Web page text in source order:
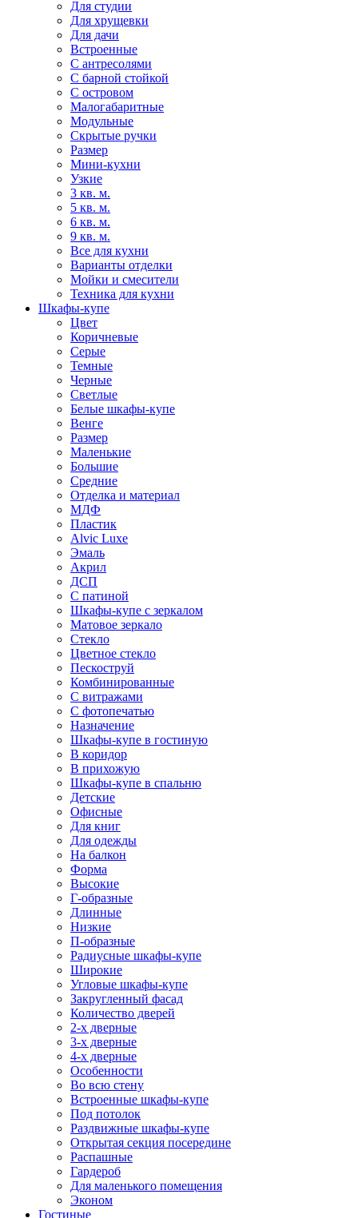
Для студии
Для хрущевки
Для дачи
Встроенные
С антресолями
С барной стойкой
С островом
Малогабаритные
Модульные
Скрытые ручки
Размер
Мини-кухни
Узкие
3 кв. м.
5 кв. м.
6 кв. м.
9 кв. м.
Все для кухни
Варианты отделки
Мойки и смесители
Техника для кухни
Шкафы-купе
Цвет
Коричневые
Серые
Темные
Черные
Светлые
Белые шкафы-купе
Венге
Размер
Маленькие
Большие
Средние
Отделка и материал
МДФ
Пластик
Alvic Luxe
Эмаль
Акрил
ДСП
С патиной
Шкафы-купе с зеркалом
Матовое зеркало
Стекло
Цветное стекло
Пескоструй
Комбинированные
С витражами
С фотопечатью
Назначение
Шкафы-купе в гостиную
В коридор
В прихожую
Шкафы-купе в спальню
Детские
Офисные
Для книг
Для одежды
На балкон
Форма
Высокие
Г-образные
Длинные
Низкие
П-образные
Радиусные шкафы-купе
Широкие
Угловые шкафы-купе
Закругленный фасад
Количество дверей
2-х дверные
3-х дверные
4-х дверные
Особенности
Во всю стену
Встроенные шкафы-купе
Под потолок
Раздвижные шкафы-купе
Открытая секция посередине
Распашные
Гардероб
Для маленького помещения
Эконом
Гостиные